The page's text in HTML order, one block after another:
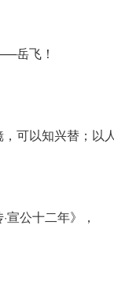
岳飞！
可以知兴替；
公十二年》，